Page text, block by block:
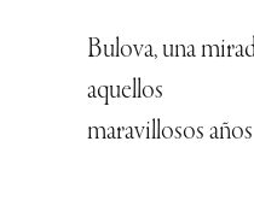
Bulova, una
aquellos
maravillosos años